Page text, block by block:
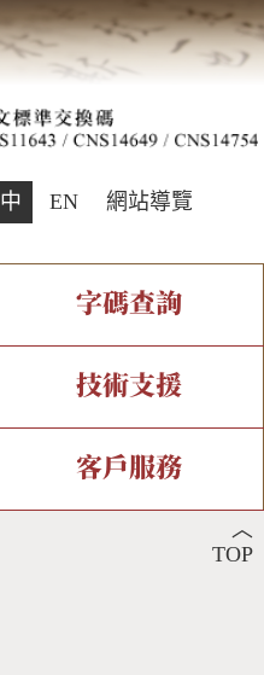
中 EN 網站導覽
全字庫現況
專有名詞介紹
字碼查詢
部件查詢
注音查詢
技術支援
造字解決方案
轉碼Web Service
客戶服務
︿
TOP